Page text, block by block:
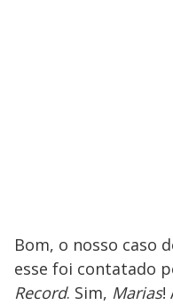
Bom, o nosso caso
esse foi contatado
Record. Sim, Marias!